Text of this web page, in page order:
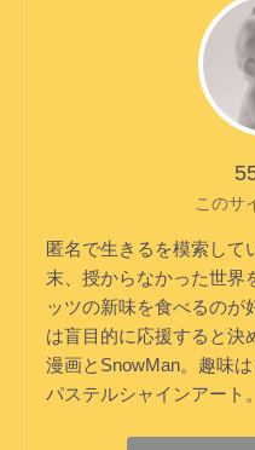
このサ
匿名で生きるを模索して
末、授からなかった世界
ッツの新味を食べるのが
は盲目的に応援すると決
漫画とSnowMan。趣味
パステルシャインアート。